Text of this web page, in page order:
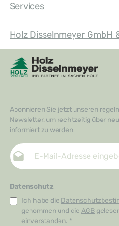
Services
Holz Disselnmeyer GmbH
Abonnieren Sie jetzt unseren
Newsletter, um rechtzeitig über
informiert zu werden.
E-Mail-Adresse*
Datenschutz
Ich habe die
genommen und die AGB
einverstanden. *